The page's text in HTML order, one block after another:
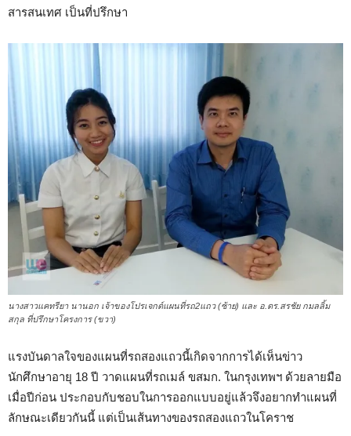
สารสนเทศ เป็นที่ปรึกษา
นางสาวแคทรียา นานอก เจ้าของโปรเจกต์แผนที่รถ2แถว (ซ้าย) และ อ.ดร.สรชัย กมลลิ้ม
สกุล ที่ปรึกษาโครงการ (ขวา)
แรงบันดาลใจของแผนที่รถสองแถวนี้เกิดจากการได้เห็นข่าว
นักศึกษาอายุ 18 ปี วาดแผนที่รถเมล์ ขสมก. ในกรุงเทพฯ ด้วยลายมือ
เมื่อปีก่อน ประกอบกับชอบในการออกแบบอยู่แล้วจึงอยากทำแผนที่
ลักษณะเดียวกันนี้ แต่เป็นเส้นทางของรถสองแถวในโคราช